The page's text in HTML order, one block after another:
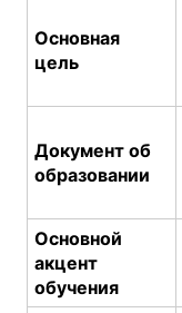
Основная
цель
Документ об
образовании
Основной
акцент
обучения